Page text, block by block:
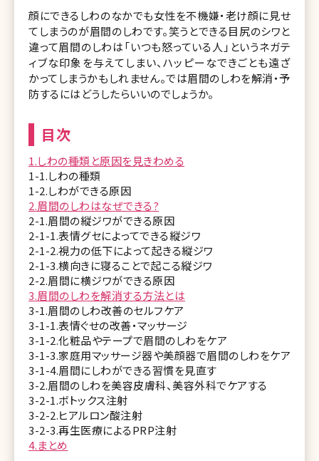
顔にできるしわのなかでも女性を不機嫌・老け顔に見せ
てしまうのが眉間のしわです。笑うとできる目尻のシワと
違って眉間のしわは「いつも怒っている人」というネガテ
ィブな印象を与えてしまい、ハッピーなできごとも遠ざ
かってしまうかもしれません。では眉間のしわを解消・予
防するにはどうしたらいいのでしょうか。
目次
1.しわの種類と原因を見きわめる
1-1.しわの種類
1-2.しわができる原因
2.眉間のしわはなぜできる?
2-1.眉間の縦ジワができる原因
2-1-1.表情グセによってできる縦ジワ
2-1-2.視力の低下によって起きる縦ジワ
2-1-3.横向きに寝ることで起こる縦ジワ
2-2.眉間に横ジワができる原因
3.眉間のしわを解消する方法とは
3-1.眉間のしわ改善のセルフケア
3-1-1.表情ぐせの改善・マッサージ
3-1-2.化粧品やテープで眉間のしわをケア
3-1-3.家庭用マッサージ器や美顔器で眉間のしわをケア
3-1-4.眉間にしわができる習慣を見直す
3-2.眉間のしわを美容皮膚科、美容外科でケアする
3-2-1.ボトックス注射
3-2-2.ヒアルロン酸注射
3-2-3.再生医療によるPRP注射
4.まとめ